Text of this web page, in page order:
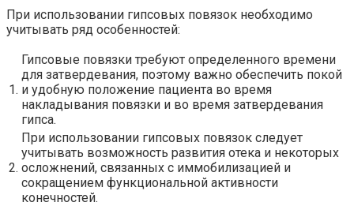
При использовании гипсовых повязок необходимо
учитывать ряд особенностей:
1.
Гипсовые повязки требуют определенного времени
для затвердевания, поэтому важно обеспечить покой
и удобную положение пациента во время
накладывания повязки и во время затвердевания
гипса.
2.
При использовании гипсовых повязок следует
учитывать возможность развития отека и некоторых
осложнений, связанных с иммобилизацией и
сокращением функциональной активности
конечностей.